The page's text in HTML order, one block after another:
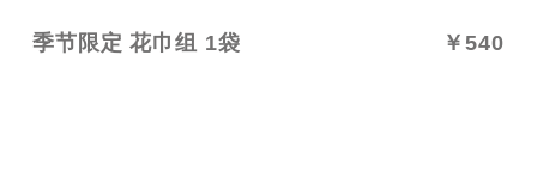
季节限定 花巾组 1袋 ￥540